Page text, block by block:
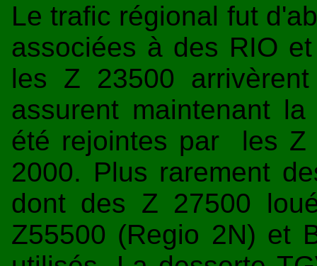
Le trafic régional fut
associées à des RIO
les Z 23500
assurent maintenant
été rejointes par les Z
2000. Plus rarement
dont des Z 27500
Z55500 (Regio 2N) et